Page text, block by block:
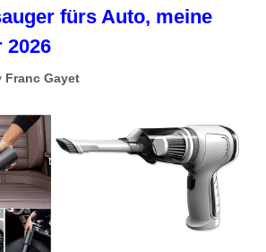
fürs Auto, meine
2026
Franc Gayet